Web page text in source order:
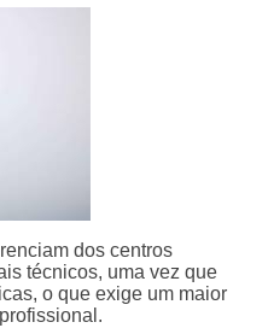
dos centros
técnicos, uma vez que
o que exige um maior